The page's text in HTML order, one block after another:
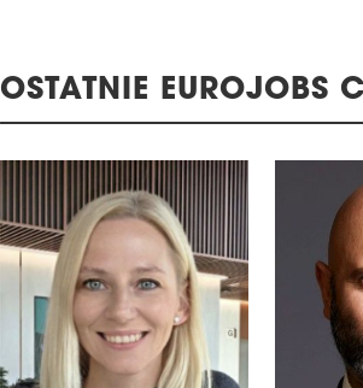
OSTATNIE EUROJOBS